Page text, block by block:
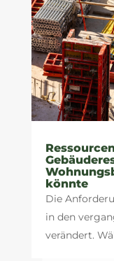
könnte
Die
in den
verändert.